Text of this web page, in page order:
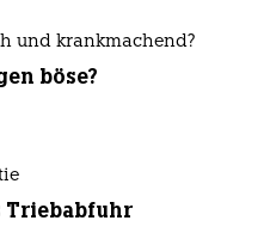
und krankmachend?
böse?
Triebabfuhr